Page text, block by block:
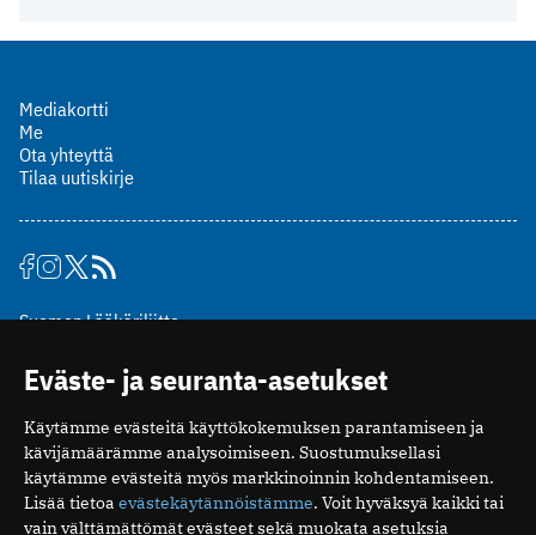
Mediakortti
Me
Ota yhteyttä
Tilaa uutiskirje
Suomen Lääkäriliitto
00510 Helsinki
puh. (09) 393 091
toimitus@potilaanlaakarilehti.fi
ISSN 2323-9476
Eväste- ja seuranta-asetukset
Käytämme evästeitä käyttökokemuksen parantamiseen ja
kävijämäärämme analysoimiseen. Suostumuksellasi
käytämme evästeitä myös markkinoinnin kohdentamiseen.
Lisää tietoa evästekäytännöistämme. Voit hyväksyä kaikki tai
vain välttämättömät evästeet sekä muokata asetuksia